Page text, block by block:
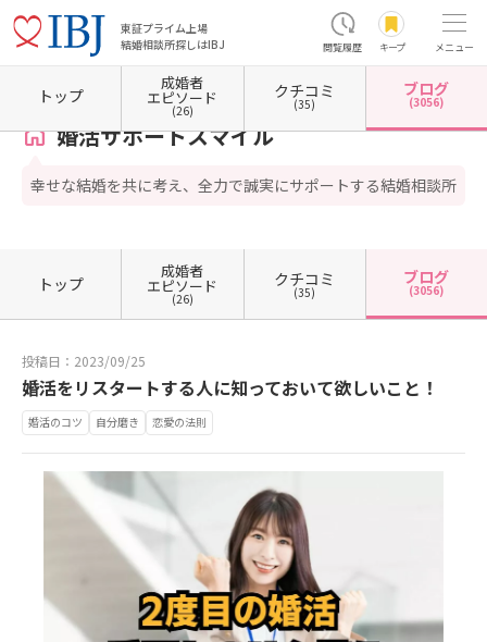
東証プライム上場
結婚相談所探しはIBJ
閲覧履歴 キープ メニュー
ホーム 奈良県の結婚相談所 婚活サポートスマイル カウンセラーブログ一覧 カウンセ
婚活サポートスマイル
幸せな結婚を共に考え、全力で誠実にサポートする結婚相談所
トップ
成婚者
エピソード
(26)
クチコミ
(35)
ブログ
(3056)
トップ
成婚者
エピソード
(26)
クチコミ
(35)
ブログ
(3056)
投稿日：2023/09/25
婚活をリスタートする人に知っておいて欲しいこと！
婚活のコツ 自分磨き 恋愛の法則